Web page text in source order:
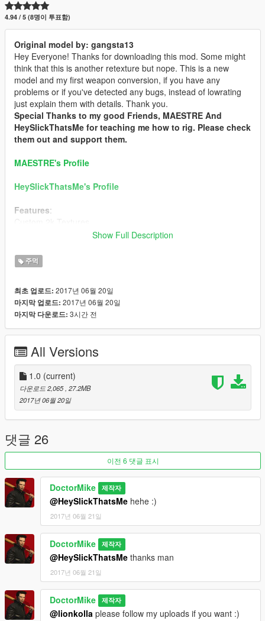
4.94 / 5 (8명이 투표함)
Original model by: gangsta13
Hey Everyone! Thanks for downloading this mod. Some might
think that this is another retexture but nope. This is a new
model and my first weapon conversion, if you have any
problems or if you've detected any bugs, instead of lowrating
just explain them with details. Thank you.
Special Thanks to my good Friends, MAESTRE And
HeySlickThatsMe for teaching me how to rig. Please check
them out and support them.
MAESTRE's Profile
HeySlickThatsMe's Profile
Features:
Good Hand positioning
New Features in The next update
Installation:
1- Launch OpenIV
2- Enable the "Edit Mode" if it wasn't already
3- Navigate to Grand Theft Auto
V\mods\update\x64\dlcpacks\patchday3ng\dlc.rpf\x64\models\c
dimages\weapons.rpf
4- Replace my files with the original ones.
DONE! Have fun whacking and squashing people's brains!
Show Full Description
주먹
최초 업로드: 2017년 06월 20일
마지막 업로드: 2017년 06월 20일
마지막 다운로드: 3시간 전
All Versions
1.0 (current)
다운로드 2,065 , 27.2MB
2017년 06월 20일
댓글 26
이전 6 댓글 표시
DoctorMike 제작자
@HeySlickThatsMe hehe :)
2017년 06월 21일
DoctorMike 제작자
@HeySlickThatsMe thanks man
2017년 06월 21일
DoctorMike 제작자
@lionkolla please follow my uploads if you want :)